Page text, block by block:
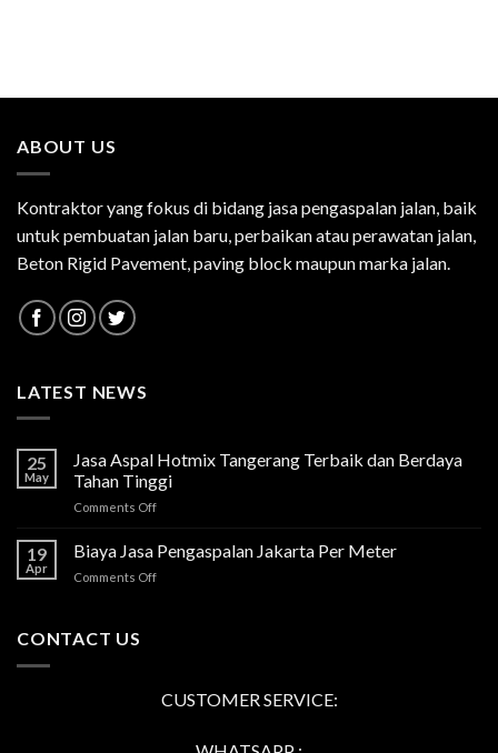
ABOUT US
Kontraktor yang fokus di bidang jasa pengaspalan jalan, baik
untuk pembuatan jalan baru, perbaikan atau perawatan jalan,
Beton Rigid Pavement, paving block maupun marka jalan.
LATEST NEWS
25
May
Jasa Aspal Hotmix Tangerang Terbaik dan Berdaya
Tahan Tinggi
Comments Offon
Aspal
Hotmix
19
Apr
Biaya Jasa Pengaspalan Jakarta Per Meter
Comments Offon
CONTACT US
CUSTOMER SERVICE: